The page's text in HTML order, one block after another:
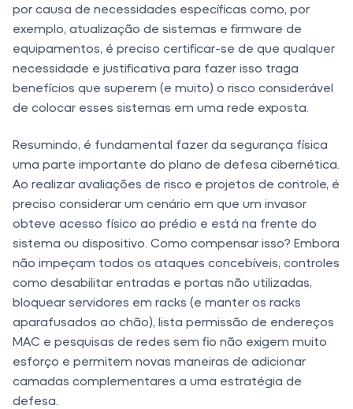
por causa de necessidades específicas como, por
exemplo, atualização de sistemas e firmware de
equipamentos, é preciso certificar-se de que qualquer
necessidade e justificativa para fazer isso traga
benefícios que superem (e muito) o risco considerável
de colocar esses sistemas em uma rede exposta.
Resumindo, é fundamental fazer da segurança física
uma parte importante do plano de defesa cibernética.
Ao realizar avaliações de risco e projetos de controle, é
preciso considerar um cenário em que um invasor
obteve acesso físico ao prédio e está na frente do
sistema ou dispositivo. Como compensar isso? Embora
não impeçam todos os ataques concebíveis, controles
como desabilitar entradas e portas não utilizadas,
bloquear servidores em racks (e manter os racks
aparafusados ​​ao chão), lista permissão de endereços
MAC e pesquisas de redes sem fio não exigem muito
esforço e permitem novas maneiras de adicionar
camadas complementares a uma estratégia de
defesa.